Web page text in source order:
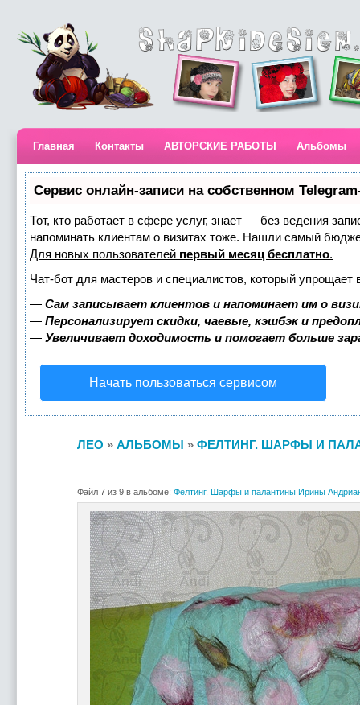
Главная Контакты АВТОРСКИЕ РАБОТЫ Альбомы
Сервис онлайн-записи на собственном
Тот, кто работает в сфере услуг, знает — без ведения
напоминать клиентам о визитах тоже. Нашли самый
Для новых пользователей первый месяц бесплатно.
Чат-бот для мастеров и специалистов, который упрощает
— Сам записывает клиентов и напоминает им о
— Персонализирует скидки, чаевые, кэшбэк и
— Увеличивает доходимость и помогает больше
Начать пользоваться сервисом
ЛЕО » АЛЬБОМЫ » ФЕЛТИНГ. ШАРФЫ И
Файл 7 из 9 в альбоме: Фелтинг. Шарфы и палантины Ирины